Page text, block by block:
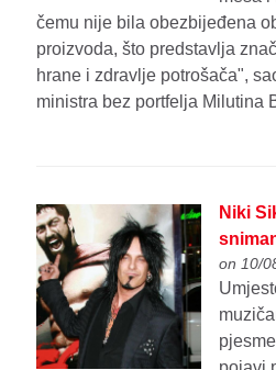
čemu nije bila obezbijeđena
proizvoda, što predstavlja
hrane i zdravlje potrošača",
ministra bez portfelja Milutina
Niki
on 10/